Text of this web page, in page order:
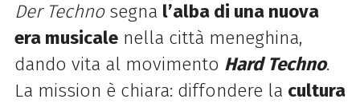
Der Techno segna l’alba di una nuova
era musicalenella città meneghina,
dando vita al movimento Hard Techno.
La mission è chiara: diffondere la cultura